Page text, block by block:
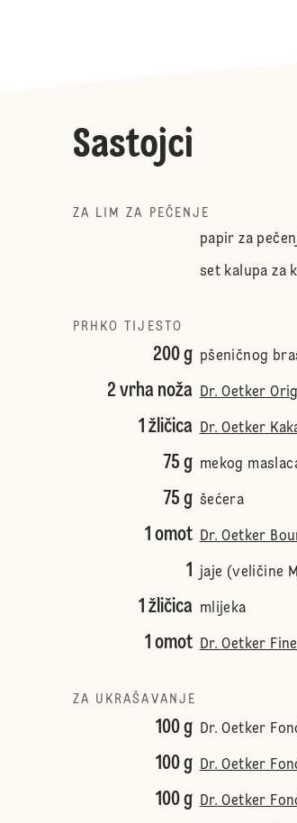
Sastojci
ZA LIM ZA PEČENJE
papir za
set kalupa za
PRHKO TIJESTO
200 g pšeničnog
2 vrha noža Dr. Oetker
1 žličica Dr. Oetker
75 g mekog
75 g šećera
1 omot Dr. Oetker
1 jaje (veličine
1 žličica mlijeka
1 omot Dr. Oetker
ZA UKRAŠAVANJE
100 g Dr. Oetker
100 g Dr. Oetker
100 g Dr. Oetker